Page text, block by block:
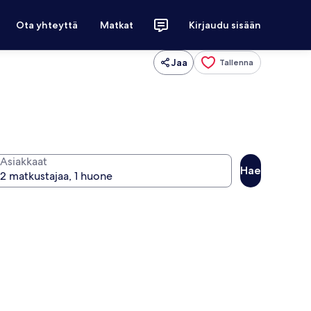
Ota yhteyttä Matkat Kirjaudu sisään
Jaa Tallenna
Asiakkaat
Hae